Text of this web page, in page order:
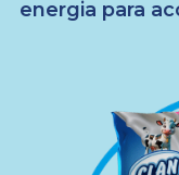
energia para